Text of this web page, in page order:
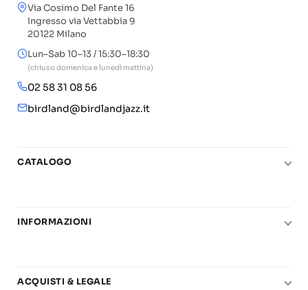
Via Cosimo Del Fante 16
Ingresso via Vettabbia 9
20122 Milano
Lun–Sab 10–13 / 15:30–18:30
(chiuso domenica e lunedì mattina)
02 58 31 08 56
birdland@birdlandjazz.it
CATALOGO
Chitarra
Basi play-along
INFORMAZIONI
Carta del Docente
ACQUISTI & LEGALE